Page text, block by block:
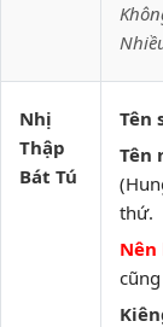
Nhị
Thập
Bát Tú
Tên
Tên
thứ.
Nên